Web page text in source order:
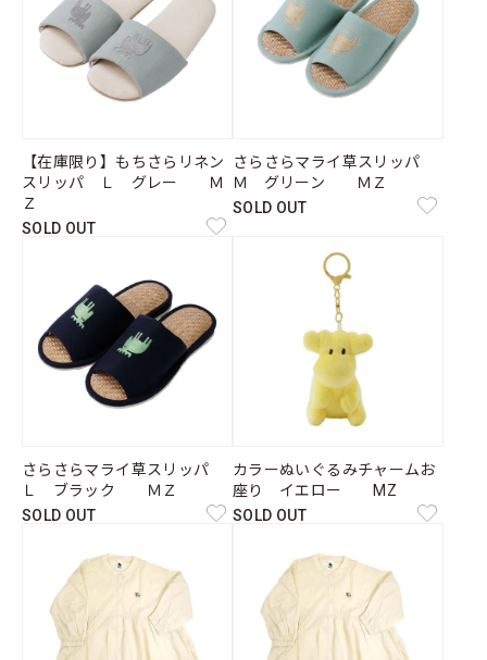
【在庫限り】もちさらリネン
スリッパ Ｌ グレー Ｍ
Ｚ
SOLD OUT
さらさらマライ草スリッパ
Ｍ グリーン ＭＺ
SOLD OUT
さらさらマライ草スリッパ
Ｌ ブラック ＭＺ
SOLD OUT
カラーぬいぐるみチャームお
座り イエロー MZ
SOLD OUT